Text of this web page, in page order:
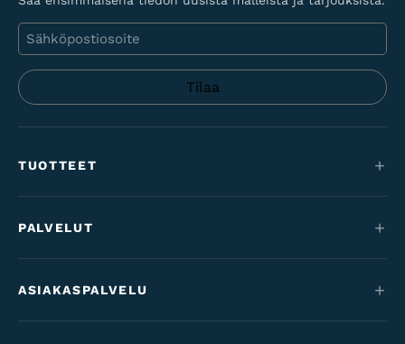
Sähköposti
TUOTTEET
Maantie & gravel
Lastenpyörät
PALVELUT
ASIAKASPALVELU